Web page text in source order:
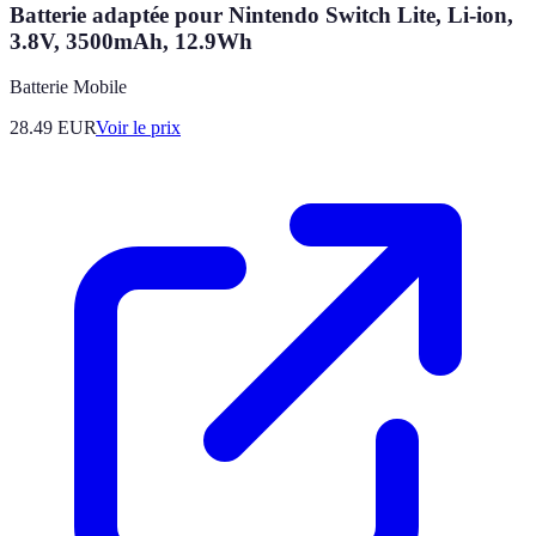
Batterie adaptée pour Nintendo Switch Lite, Li-ion,
3.8V, 3500mAh, 12.9Wh
Batterie Mobile
28.49 EURVoir le prix